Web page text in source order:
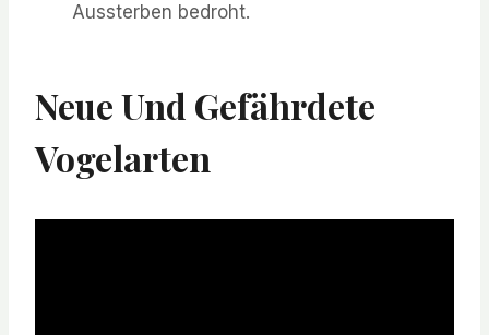
Aussterben bedroht.
Neue Und Gefährdete
Vogelarten